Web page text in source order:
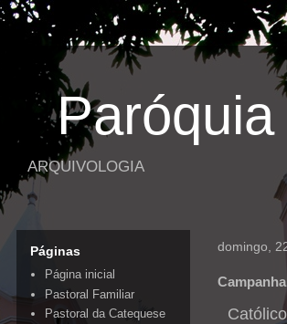
Paróquia
ARQUIVOLOGIA
domingo,
Páginas
Página inicial
Pastoral Familiar
Pastoral da Catequese